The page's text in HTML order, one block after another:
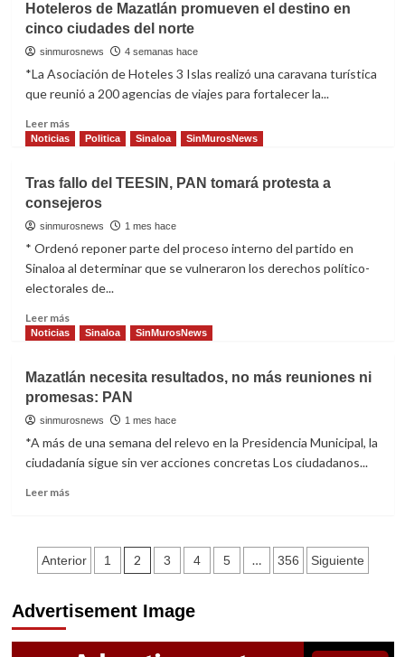
de
identidad
electrónica
exige
mayor
compromiso
de
en
a
en
Sinaloa
Hoteleros de Mazatlán promueven el destino en
cinco ciudades del norte
sinmurosnews 4 semanas hace
*La Asociación de Hoteles 3 Islas realizó una caravana turística
que reunió a 200 agencias de viajes para fortalecer la...
Leer másRead
more
de
Mazatlán
promueven
el
destino
en
cinco
del
norte
Noticias Politica Sinaloa SinMurosNews
Tras fallo del TEESIN, PAN tomará protesta a
consejeros
sinmurosnews 1 mes hace
* Ordenó reponer parte del proceso interno del partido en
Sinaloa al determinar que se vulneraron los derechos político-
electorales de...
Leer másRead
more
fallo
del
TEESIN,
PAN
protesta
Noticias Sinaloa SinMurosNews
Mazatlán necesita resultados, no más reuniones ni
promesas: PAN
sinmurosnews 1 mes hace
*A más de una semana del relevo en la Presidencia Municipal, la
ciudadanía sigue sin ver acciones concretas Los ciudadanos...
Leer másRead
necesita
resultados,
más
ni
Navegación
entradas
Anterior 1 2 3 4 5 … 356 Siguiente
Advertisement Image